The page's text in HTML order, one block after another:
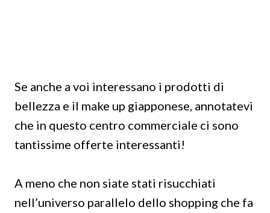
Se anche a voi interessano i prodotti di
bellezza e il make up giapponese, annotatevi
che in questo centro commerciale ci sono
tantissime offerte interessanti!
A meno che non siate stati risucchiati
nell’universo parallelo dello shopping che fa